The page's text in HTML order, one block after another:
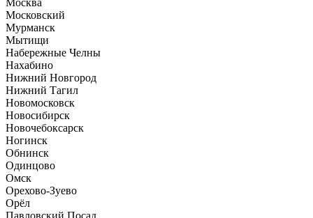
Москва
Московский
Мурманск
Мытищи
Набережные Челны
Нахабино
Нижний Новгород
Нижний Тагил
Новомосковск
Новосибирск
Новочебоксарск
Ногинск
Обнинск
Одинцово
Омск
Орехово-Зуево
Орёл
Павловский Посад